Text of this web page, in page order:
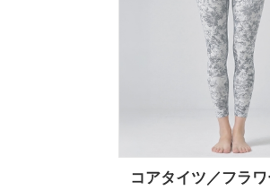
コアタイツ／フラ